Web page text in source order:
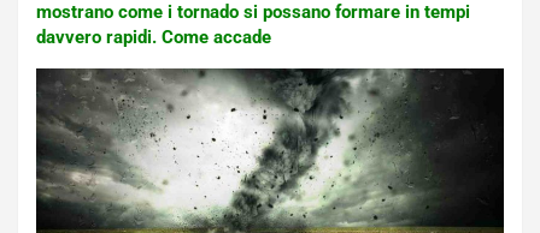
mostrano come i tornado si possano formare in tempi
davvero rapidi. Come accade